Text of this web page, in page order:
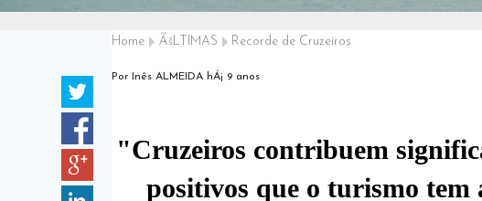
Home ÃšLTIMAS Recorde de Cruzeiros
Por Inês ALMEIDA hÁ¡ 9 anos
"Cruzeiros contribuem
positivos que o turismo